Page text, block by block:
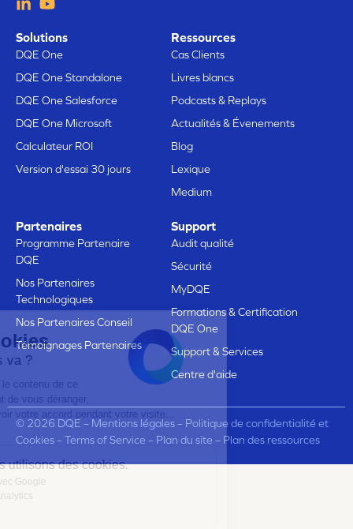
Voici nos cookies
Est ce que ça vous va ?
On voulait être sûrs que le contenu de ce
site vous intéresse avant de vous déranger,
mais on aimerait bien avoir votre accord pendant votre visite...
C'est OK pour vous ?
Voici pourquoi nous utilisons des cookies.
Partage de données avec Google
Mesure d'audience & Analytics
Solutions
DQE One
DQE One Standalone
DQE One Salesforce
DQE One Microsoft
Calculateur ROI
Version d'essai 30 jours
Ressources
Cas Clients
Livres blancs
Podcasts & Replays
Actualités & Évenements
Blog
Lexique
Medium
Partenaires
Programme Partenaire
DQE
Nos Partenaires
Technologiques
Nos Partenaires Conseil
Témoignages Partenaires
Support
Audit qualité
Sécurité
MyDQE
Formations & Certification
DQE One
Support & Services
Centre d'aide
© 2026 DQE – Mentions légales– Politique de confidentialité et
Cookies– Terms of Service – Plan du site – Plan des ressources